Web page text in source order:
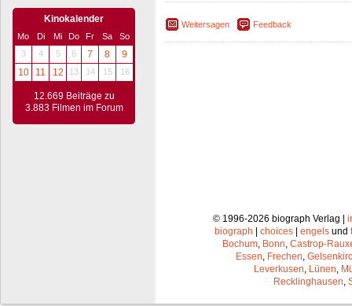
Kinokalender
Mo Di Mi Do Fr Sa
So
3
4 5 6 7 8
9
10
11 12 13 14 15 16
12.669 Beiträge zu
3.883 Filmen im Forum
Weitersagen Feedback
© 1996-2026 biograph Verlag |
biograph
choices engels und
Bochum, Bonn, Castrop-
Essen, Frechen,
Leverkusen, Lünen,
Recklinghausen,